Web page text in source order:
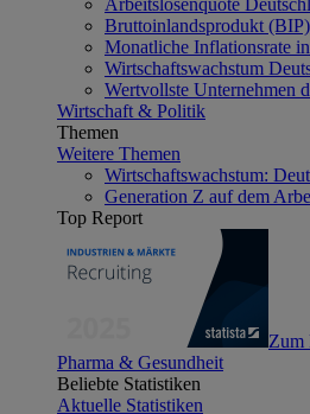
Bruttoinlandsprodukt
Monatliche Inflationsrate
Wirtschaftswachstum
Wertvollste Unternehmen
Wirtschaft & Politik
Themen
Weitere Themen
Wirtschaftswachstum:
Generation Z auf dem
Top Report
Zum
Pharma & Gesundheit
Beliebte Statistiken
Aktuelle Statistiken